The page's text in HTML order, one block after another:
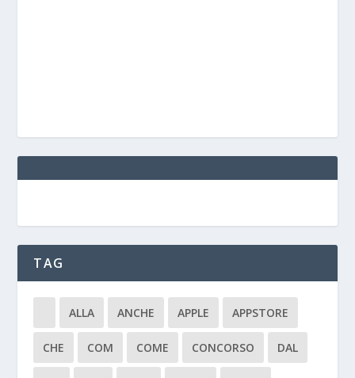
TAG
ALLA ANCHE APPLE APPSTORE
CHE COM COME CONCORSO DAL